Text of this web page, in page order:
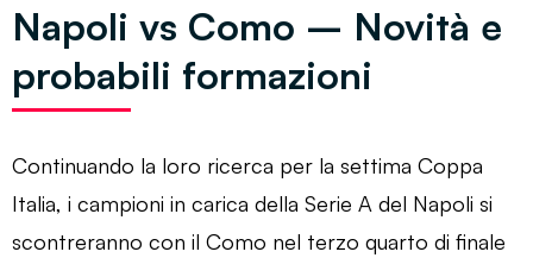
Napoli vs Como – Novità e
probabili formazioni
Continuando la loro ricerca per la settima Coppa
Italia, i campioni in carica della Serie A del Napoli si
scontreranno con il Como nel terzo quarto di finale